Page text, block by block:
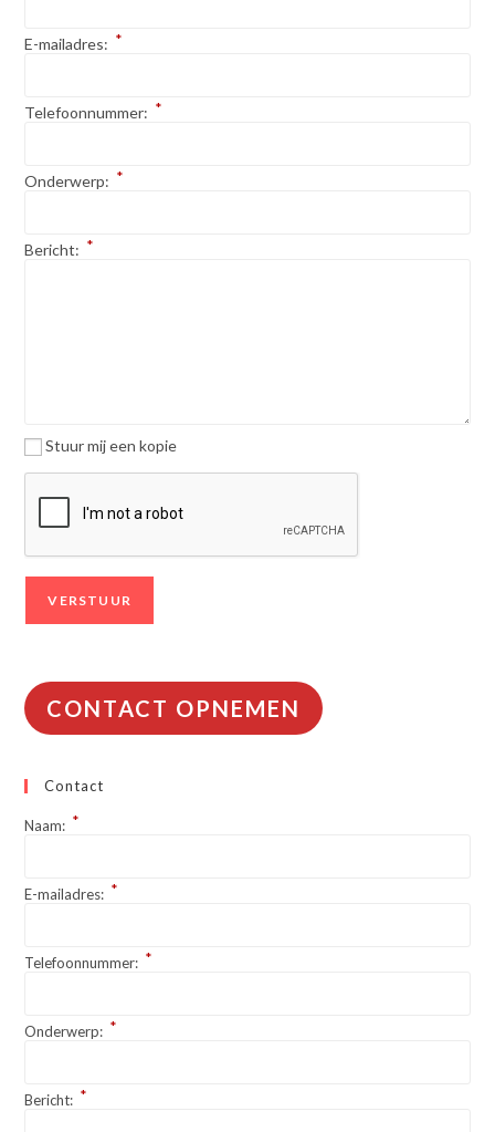
E-mailadres: *
Telefoonnummer: *
Onderwerp: *
Bericht: *
Stuur mij een kopie
CONTACT OPNEMEN
Contact
Naam: *
E-mailadres: *
Telefoonnummer: *
Onderwerp: *
Bericht: *